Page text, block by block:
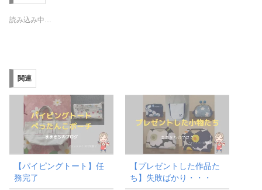
読み込み中…
関連
【パイピングトート】任
務完了
【プレゼントした作品た
ち】失敗ばかり・・・